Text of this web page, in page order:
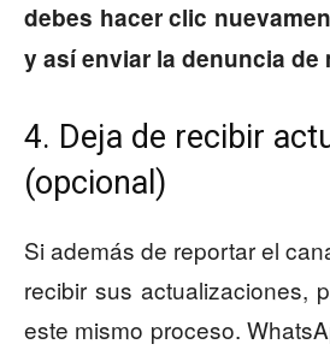
debes hacer clic
y así enviar la denuncia de
4. Deja de recibir
(opcional)
Si además de reportar el
recibir sus actualizaciones,
este mismo proceso.